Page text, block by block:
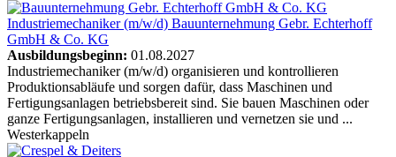
Industriemechaniker (m/w/d) Bauunternehmung Gebr. Echterhoff
GmbH & Co. KG
Ausbildungsbeginn: 01.08.2027
Industriemechaniker (m/w/d) organisieren und kontrollieren
Produktionsabläufe und sorgen dafür, dass Maschinen und
Fertigungsanlagen betriebsbereit sind. Sie bauen Maschinen oder
ganze Fertigungsanlagen, installieren und vernetzen sie und ...
Westerkappeln